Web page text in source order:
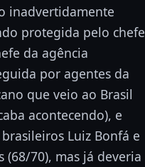
inadvertidamente
protegida pelo chefe
da agência
por agentes da
que veio ao Brasil
acontecendo), e
Luiz Bonfá e
(68/70), mas já deveria